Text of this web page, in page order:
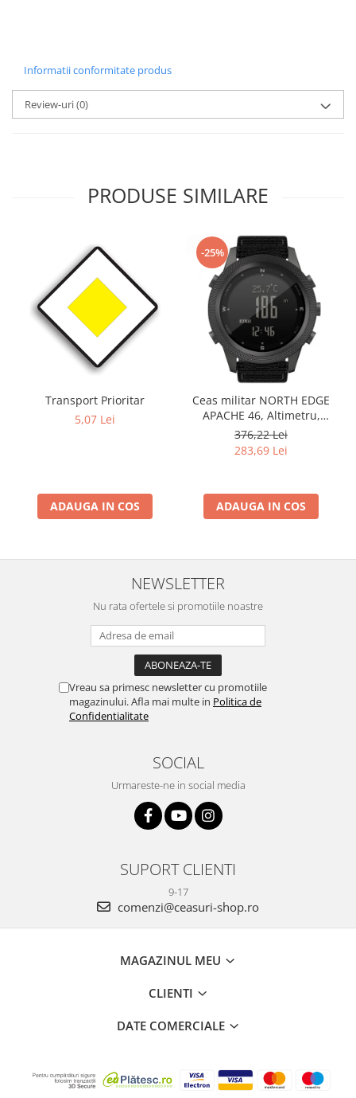
Informatii conformitate produs
Review-uri(0)
PRODUSE SIMILARE
Transport Prioritar
5,07 Lei
ADAUGA IN COS
-25%
Ceas militar NORTH EDGE
APACHE 46, Altimetru,
Barometru, Cronometru,
Termometru, Pedometru,
Busola
376,22 Lei
283,69 Lei
ADAUGA IN COS
NEWSLETTER
Nu rata ofertele si promotiile noastre
Vreau sa primesc newsletter cu promotiile
magazinului. Afla mai multe in Politica de
Confidentialitate
SOCIAL
Urmareste-ne in social media
SUPORT CLIENTI
9-17
comenzi@ceasuri-shop.ro
MAGAZINUL MEU
CLIENTI
DATE COMERCIALE